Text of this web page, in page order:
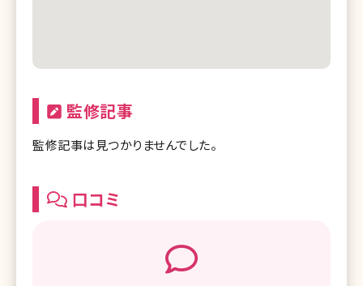
監修記事
監修記事は見つかりませんでした。
口コミ